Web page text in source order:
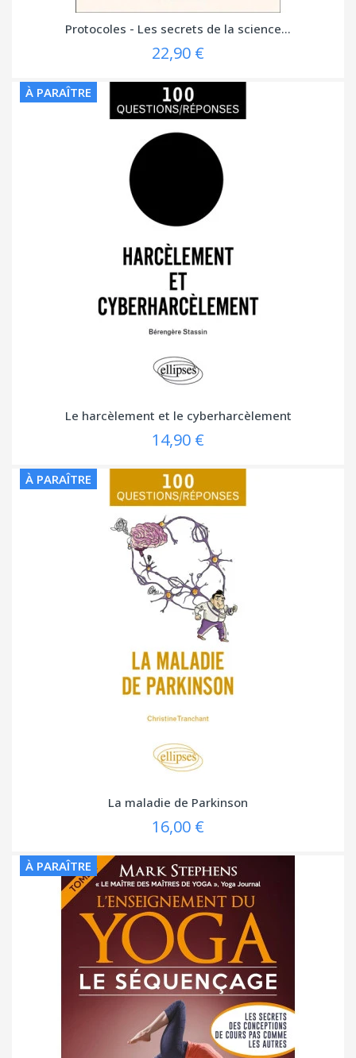
Protocoles - Les secrets de la science...
22,90 €
À PARAÎTRE
Le harcèlement et le cyberharcèlement
14,90 €
À PARAÎTRE
La maladie de Parkinson
16,00 €
À PARAÎTRE